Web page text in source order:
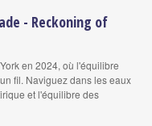
- Reckoning of
en 2024, où l'équilibre
fil. Naviguez dans les eaux
et l'équilibre des